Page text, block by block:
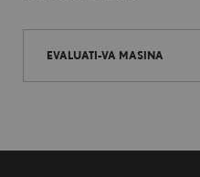
EVALUATI-VA MASINA